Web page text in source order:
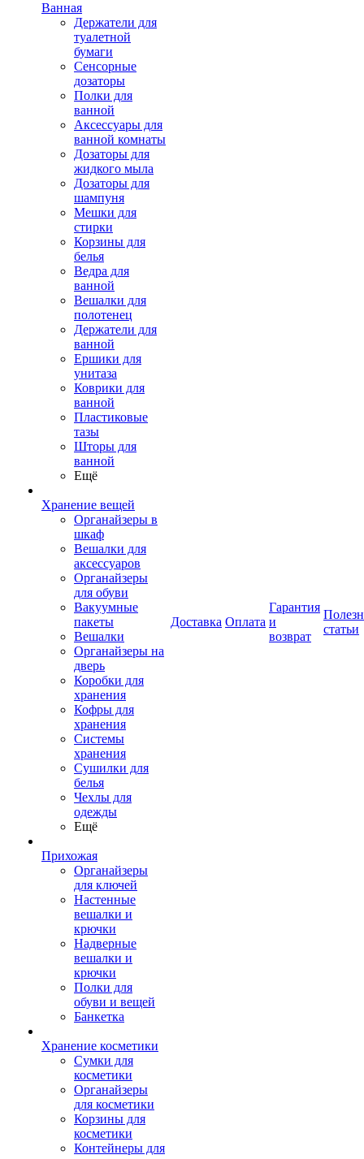
Ванная
Держатели для
туалетной
бумаги
Сенсорные
дозаторы
Полки для
ванной
Аксессуары для
ванной комнаты
Дозаторы для
жидкого мыла
Дозаторы для
шампуня
Мешки для
стирки
Корзины для
белья
Ведра для
ванной
Вешалки для
полотенец
Держатели для
ванной
Ершики для
унитаза
Коврики для
ванной
Пластиковые
тазы
Шторы для
ванной
Ещё
Хранение вещей
Органайзеры в
шкаф
Вешалки для
аксессуаров
Органайзеры
для обуви
Вакуумные
пакеты
Вешалки
Органайзеры на
дверь
Коробки для
хранения
Кофры для
хранения
Системы
хранения
Сушилки для
белья
Чехлы для
одежды
Ещё
Прихожая
Органайзеры
для ключей
Настенные
вешалки и
крючки
Надверные
вешалки и
крючки
Полки для
обуви и вещей
Банкетка
Хранение косметики
Сумки для
косметики
Органайзеры
для косметики
Корзины для
косметики
Контейнеры для
Доставка Оплата
Гарантия
и
возврат
статьи